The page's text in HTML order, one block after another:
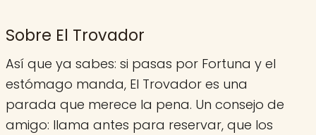
Sobre El Trovador
Así que ya sabes: si pasas por Fortuna y el
estómago manda, El Trovador es una
parada que merece la pena. Un consejo de
amigo: llama antes para reservar, que los